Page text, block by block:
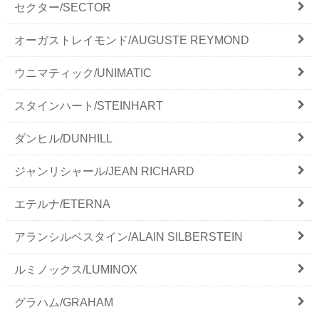
セクター/SECTOR
オーガストレイモンド/AUGUSTE REYMOND
ウニマティック/UNIMATIC
スタインハート/STEINHART
ダンヒル/DUNHILL
ジャンリシャール/JEAN RICHARD
エテルナ/ETERNA
アランシルベスタイン/ALAIN SILBERSTEIN
ルミノックス/LUMINOX
グラハム/GRAHAM